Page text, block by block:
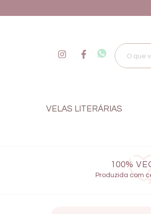
VELAS LITERÁRIAS
100%
Produzida com